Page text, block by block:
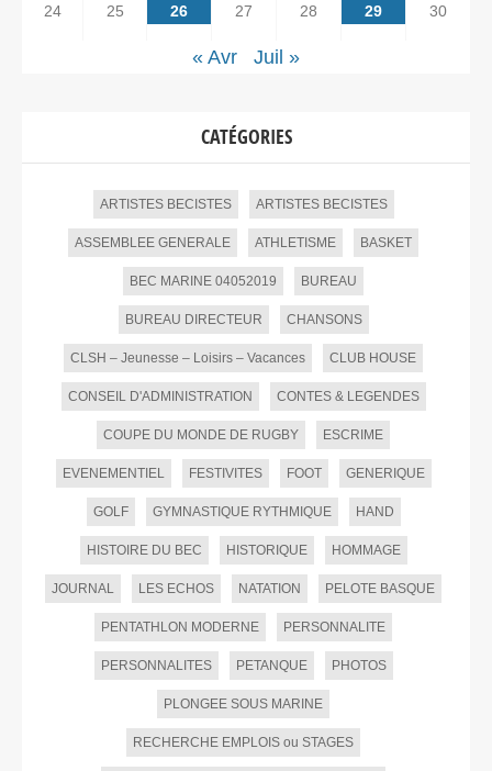
24 25 26 27 28 29 30
« Avr Juil »
CATÉGORIES
ARTISTES BECISTES ARTISTES BECISTES
ASSEMBLEE GENERALE ATHLETISME BASKET
BEC MARINE 04052019 BUREAU
BUREAU DIRECTEUR CHANSONS
CLSH – Jeunesse – Loisirs – Vacances CLUB HOUSE
CONSEIL D'ADMINISTRATION CONTES & LEGENDES
COUPE DU MONDE DE RUGBY ESCRIME
EVENEMENTIEL FESTIVITES FOOT GENERIQUE
GOLF GYMNASTIQUE RYTHMIQUE HAND
HISTOIRE DU BEC HISTORIQUE HOMMAGE
JOURNAL LES ECHOS NATATION PELOTE BASQUE
PENTATHLON MODERNE PERSONNALITE
PERSONNALITES PETANQUE PHOTOS
PLONGEE SOUS MARINE
RECHERCHE EMPLOIS ou STAGES